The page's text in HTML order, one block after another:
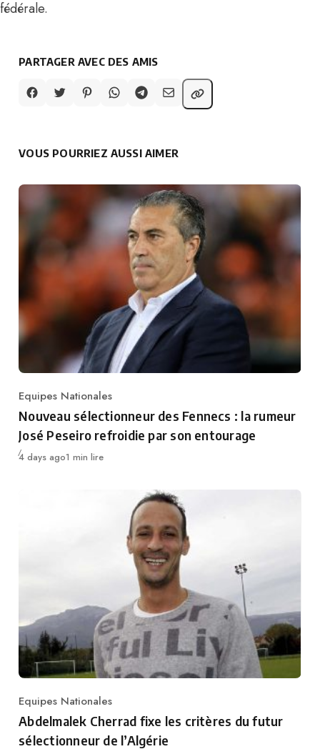
fédérale.
PARTAGER AVEC DES AMIS
VOUS POURRIEZ AUSSI AIMER
Category
Equipes Nationales
Nouveau sélectionneur des Fennecs : la rumeur
José Peseiro refroidie par son entourage
Publié
4 days ago1 min lire
Category
Equipes Nationales
Abdelmalek Cherrad fixe les critères du futur
sélectionneur de l’Algérie